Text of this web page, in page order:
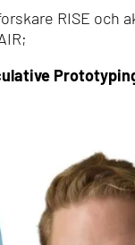
RISE och